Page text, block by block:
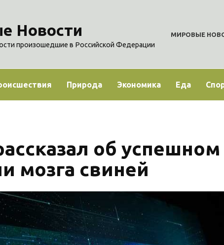
Новости
произошедшие в Российской Федерации
МИРОВЫЕ
Природа Экономика Еда
об успешном
мозга свиней